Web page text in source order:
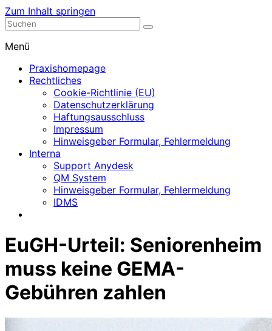
Zum Inhalt springen
Nephrologische Praxis mit Dialyse
Menü
Praxishomepage
Rechtliches
Cookie-Richtlinie (EU)
Datenschutzerklärung
Haftungsausschluss
Impressum
Hinweisgeber Formular, Fehlermeldung
Interna
Support Anydesk
QM System
Hinweisgeber Formular, Fehlermeldung
IDMS
EuGH-Urteil: Seniorenheim
muss keine GEMA-
Gebühren zahlen